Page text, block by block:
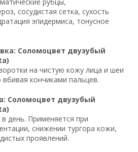
сосудистая сетка, сухость
эпидермиса, тонусное
Соломоцвет двузубый
на чистую кожу лица и шеи
кончиками пальцев.
Соломоцвет двузубый
день. Применяется при
снижении тургора кожи,
проявлений.